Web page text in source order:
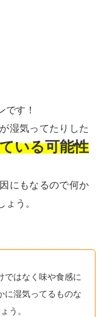
です！
湿気ってたりした
いる可能性
にもなるので何か
う。
ではなく味や食感に
に湿気ってるものな
う。